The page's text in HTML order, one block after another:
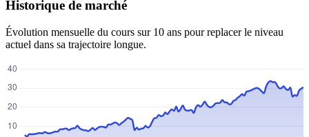
Historique de marché
Évolution mensuelle du cours sur 10 ans pour replacer le niveau
actuel dans sa trajectoire longue.